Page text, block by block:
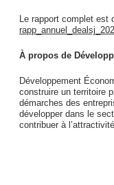
Le rapport complet est
À propos de
Développement
construire un territoire
démarches des
développer dans le
contribuer à